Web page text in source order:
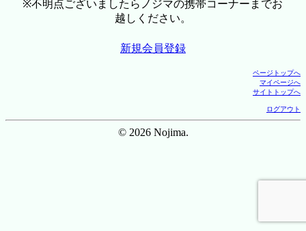
※不明点ございましたらノジマの携帯コーナーまでお
越しください。
新規会員登録
ページトップへ
マイページへ
サイトトップへ
ログアウト
© 2026 Nojima.